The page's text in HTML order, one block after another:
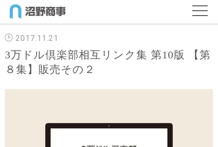
2017.11.21
3万ドル倶楽部相互リンク集 第10版 【第
８集】販売その２